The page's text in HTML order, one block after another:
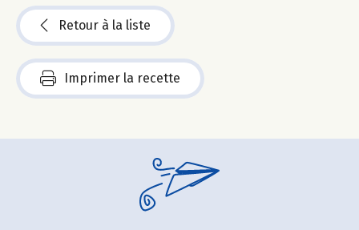
Retour à la liste
Imprimer la recette